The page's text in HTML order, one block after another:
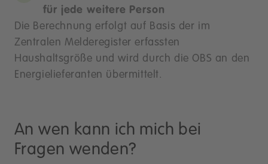
für jede weitere Person
Die Berechnung erfolgt auf Basis der im
Zentralen Melderegister erfassten
Haushaltsgröße und wird durch die OBS an den
Energielieferanten übermittelt.
An wen kann ich mich bei
Fragen wenden?